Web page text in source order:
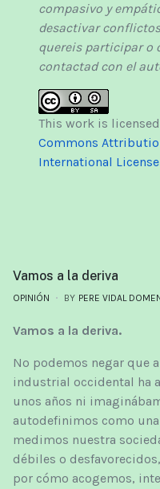
compasivo y
desactivar
quereis participar o
contactad con el
This work is
Commons
International License
Vamos a la deriva
OPINIÓN BY PERE VIDAL
Vamos a la deriva.
No podemos negar que
industrial occidental ha
unos años ni
autodefinimos como
medimos nuestra
débiles o
por cómo acogemos,